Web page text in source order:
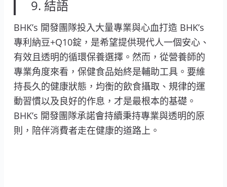
9. 結語
BHK’s 開發團隊投入大量專業與心血打造 BHK’s
專利納豆+Q10錠，是希望提供現代人一個安心、
有效且透明的循環保養選擇。然而，從營養師的
專業角度來看，保健食品始終是輔助工具。要維
持長久的健康狀態，均衡的飲食攝取、規律的運
動習慣以及良好的作息，才是最根本的基礎。
BHK’s 開發團隊承諾會持續秉持專業與透明的原
則，陪伴消費者走在健康的道路上。